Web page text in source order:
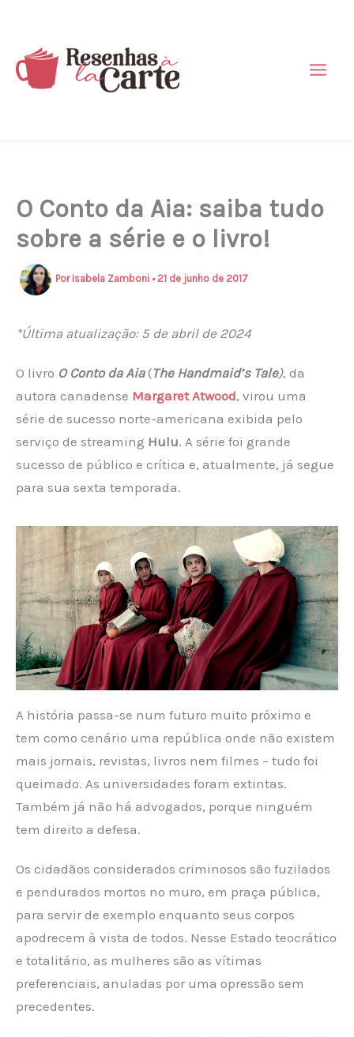
conteúdo
O Conto da Aia: saiba tudo
sobre a série e o livro!
Por Isabela Zamboni • 21 de junho de 2017
*Última atualização: 5 de abril de 2024
O livro O Conto da Aia(The Handmaid’s Tale), da
autora canadense Margaret Atwood, virou uma
série de sucesso norte-americana exibida pelo
serviço de streaming Hulu. A série foi grande
sucesso de público e crítica e, atualmente, já segue
para sua sexta temporada.
A história passa-se num futuro muito próximo e
tem como cenário uma república onde não existem
mais jornais, revistas, livros nem filmes – tudo foi
queimado. As universidades foram extintas.
Também já não há advogados, porque ninguém
tem direito a defesa.
Os cidadãos considerados criminosos são fuzilados
e pendurados mortos no muro, em praça pública,
para servir de exemplo enquanto seus corpos
apodrecem à vista de todos. Nesse Estado teocrático
e totalitário, as mulheres são as vítimas
preferenciais, anuladas por uma opressão sem
precedentes.